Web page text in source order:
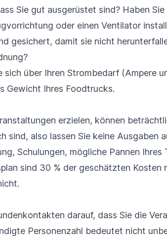
Sie gut ausgerüstet sind? Haben
oder einen Ventilator
gesichert, damit sie nicht
sich über Ihren Strombedarf (Ampere
Gewicht Ihres Foodtrucks.
erzielen, können
sind, also lassen Sie keine Ausgaben
Schulungen, mögliche Pannen Ihres
sind 30 % der geschätzten Kosten
darauf, dass Sie die
Personenzahl bedeutet nicht